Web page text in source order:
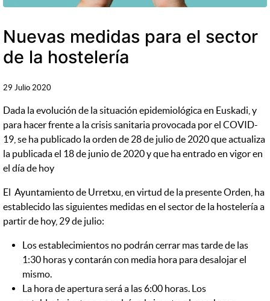
Nuevas medidas para el sector
de la hostelería
29 Julio 2020
Dada la evolución de la situación epidemiológica en Euskadi, y
para hacer frente a la crisis sanitaria provocada por el COVID-
19, se ha publicado la orden de 28 de julio de 2020 que actualiza
la publicada el 18 de junio de 2020 y que ha entrado en vigor en
el día de hoy
El Ayuntamiento de Urretxu, en virtud de la presente Orden, ha
establecido las siguientes medidas en el sector de la hostelería a
partir de hoy, 29 de julio:
Los establecimientos no podrán cerrar mas tarde de las
1:30 horas y contarán con media hora para desalojar el
mismo.
La hora de apertura será a las 6:00 horas. Los